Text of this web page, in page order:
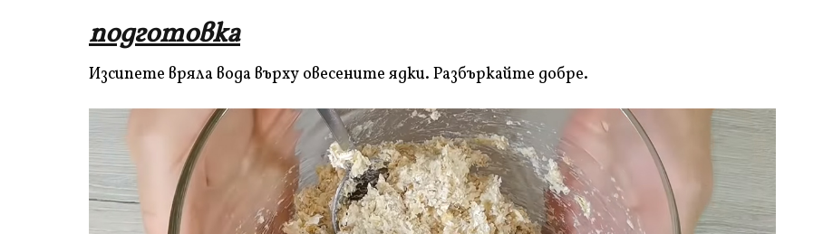
подготовка
Изсипете вряла вода върху овесените ядки. Разбъркайте добре.